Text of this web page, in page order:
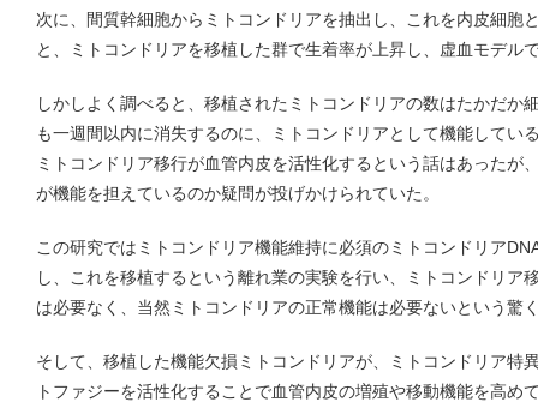
次に、間質幹細胞からミトコンドリアを抽出し、これを内皮細胞
と、ミトコンドリアを移植した群で生着率が上昇し、虚血モデル
しかしよく調べると、移植されたミトコンドリアの数はたかだか
も一週間以内に消失するのに、ミトコンドリアとして機能してい
ミトコンドリア移行が血管内皮を活性化するという話はあったが
が機能を担えているのか疑問が投げかけられていた。
この研究ではミトコンドリア機能維持に必須のミトコンドリア
し、これを移植するという離れ業の実験を行い、ミトコンドリア
は必要なく、当然ミトコンドリアの正常機能は必要ないという驚
そして、移植した機能欠損ミトコンドリアが、ミトコンドリア特
トファジーを活性化することで血管内皮の増殖や移動機能を高め